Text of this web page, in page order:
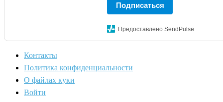
Подписаться
Предоставлено SendPulse
Контакты
Политика конфиденциальности
О файлах куки
Войти